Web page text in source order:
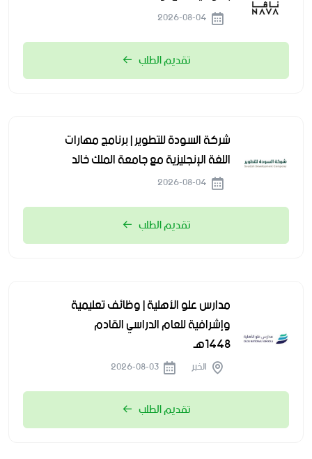
تقديم الطلب
شركة السودة للتطوير | برنامج مهارات
اللغة الإنجليزية مع جامعة الملك خالد
تقديم الطلب
مدارس علو الأهلية | وظائف تعليمية
وإشرافية للعام الدراسي القادم
1448هـ
الخبر
تقديم الطلب